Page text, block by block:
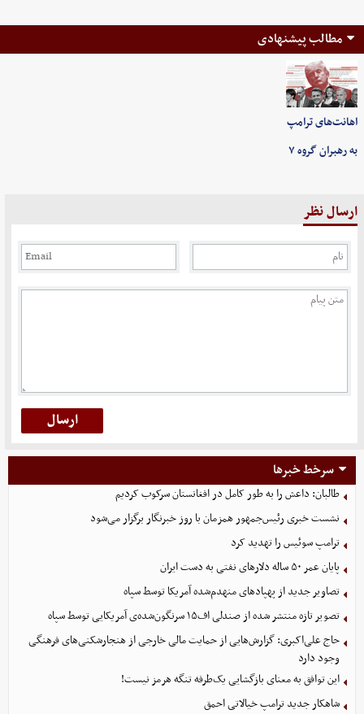
مطالب پیشنهادی
اهانت‌های ترامپ
به رهبران گروه ۷
ارسال نظر
سرخط خبرها
طالبان: داعش را به طور کامل در افغانستان سرکوب کردیم
نشست خبری رئیس‌جمهور همزمان با روز خبرنگار برگزار می‌شود
ترامپ سوئیس را تهدید کرد
پایان عمر ۵۰ ساله دلارهای نفتی به دست ایران
تصاویر جدید از پهپادهای منهدم‌شده آمریکا توسط سپاه
تصویر تازه منتشر شده از صندلی اف۱۵ سرنگون‌شده‌ی آمریکایی توسط سپاه
حاج علی‌اکبری: گزارش‌هایی از حمایت مالی خارجی از هنجارشکنی‌های فرهنگی
وجود دارد
این توافق به معنای بازگشایی یک‌طرفه تنگه هرمز نیست!
شاهکار جدید ترامپ خیالاتی احمق